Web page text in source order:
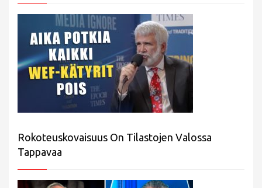
Rokoteuskovaisuus On Tilastojen Valossa
Tappavaa